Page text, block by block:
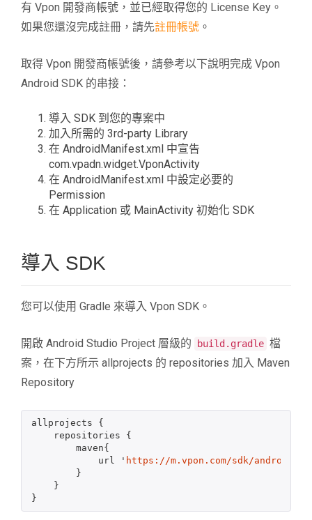
有 Vpon 開發商帳號，並已經取得您的 License Key。
如果您還沒完成註冊，請先註冊帳號 。
取得 Vpon 開發商帳號後，請參考以下說明完成 Vpon
Android SDK 的串接：
導入 SDK 到您的專案中
加入所需的 3rd-party Library
在 AndroidManifest.xml 中宣告
com.vpadn.widget.VponActivity
在 AndroidManifest.xml 中設定必要的
Permission
在 Application 或 MainActivity 初始化 SDK
導入 SDK
您可以使用 Gradle 來導入 Vpon SDK。
開啟 Android Studio Project 層級的 build.gradle 檔
案，在下方所示 allprojects 的 repositories 加入 Maven
Repository
allprojects
{
repositories
{
maven{
url
' https://m.vpon.com/sdk/android/
}
}
}